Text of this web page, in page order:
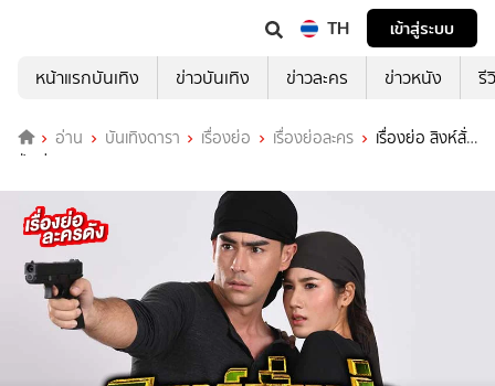
TH
เข้าสู่ระบบ
หน้าแรกบันเทิง
ข่าวบันเทิง ข่าวละคร ข่าวหนัง รี
อ่าน บันเทิงดารา เรื่องย่อ เรื่องย่อละคร
เรื่องย่อ สิงห์สั่ง
ป่า ช่อง 7HD (ตอนจบ)